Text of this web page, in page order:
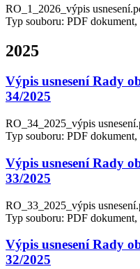
RO_1_2026_výpis
Typ souboru: PDF
2025
Výpis usnesení Rady
34/2025
RO_34_2025_výpis
Typ souboru: PDF
Výpis usnesení Rady
33/2025
RO_33_2025_výpis
Typ souboru: PDF
Výpis usnesení Rady
32/2025